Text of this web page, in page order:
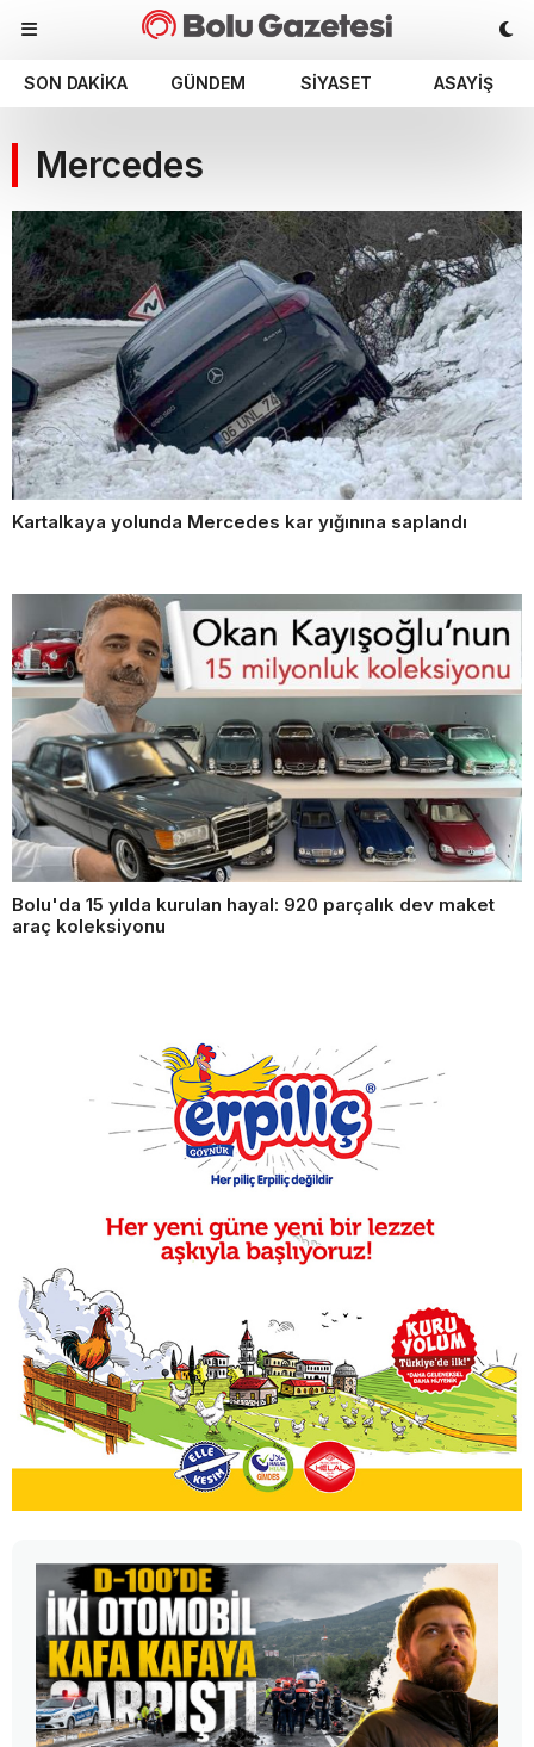
SON DAKIKA GÜNDEM SIYASET ASAYIŞ
Mercedes
Kartalkaya yolunda Mercedes kar yığınına saplandı
Bolu'da 15 yılda kurulan hayal: 920 parçalık dev maket
araç koleksiyonu